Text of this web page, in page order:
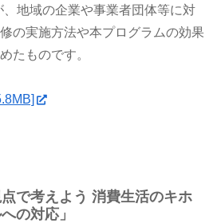
地域の企業や事業者団体等に対
の実施方法や本プログラムの効果
たものです。
で考えよう 消費生活のキホ
の対応」